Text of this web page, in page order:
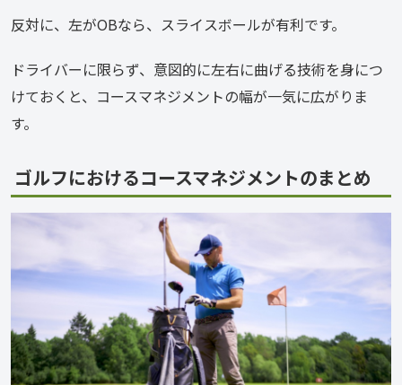
反対に、左がOBなら、スライスボールが有利です。
ドライバーに限らず、意図的に左右に曲げる技術を身につ
けておくと、コースマネジメントの幅が一気に広がりま
す。
ゴルフにおけるコースマネジメントのまとめ